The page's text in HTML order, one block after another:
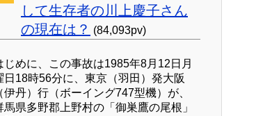
して生存者の川上慶子さん
の現在は？ (84,093pv)
じめに、この事故は1985年8月12日月
日18時56分に、東京（羽田）発大阪
伊丹）行（ボーイング747型機）が、
馬県多野郡上野村の「御巣鷹の尾根」